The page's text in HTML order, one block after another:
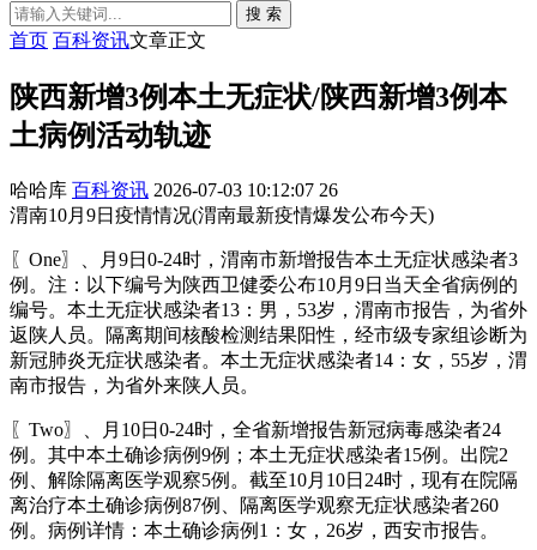
搜 索
首页 百科资讯文章正文
陕西新增3例本土无症状/陕西新增3例本
土病例活动轨迹
哈哈库 百科资讯 2026-07-03 10:12:07 26
渭南10月9日疫情情况(渭南最新疫情爆发公布今天)
〖One〗、月9日0-24时，渭南市新增报告本土无症状感染者3
例。注：以下编号为陕西卫健委公布10月9日当天全省病例的
编号。本土无症状感染者13：男，53岁，渭南市报告，为省外
返陕人员。隔离期间核酸检测结果阳性，经市级专家组诊断为
新冠肺炎无症状感染者。本土无症状感染者14：女，55岁，渭
南市报告，为省外来陕人员。
〖Two〗、月10日0-24时，全省新增报告新冠病毒感染者24
例。其中本土确诊病例9例；本土无症状感染者15例。出院2
例、解除隔离医学观察5例。截至10月10日24时，现有在院隔
离治疗本土确诊病例87例、隔离医学观察无症状感染者260
例。病例详情：本土确诊病例1：女，26岁，西安市报告。